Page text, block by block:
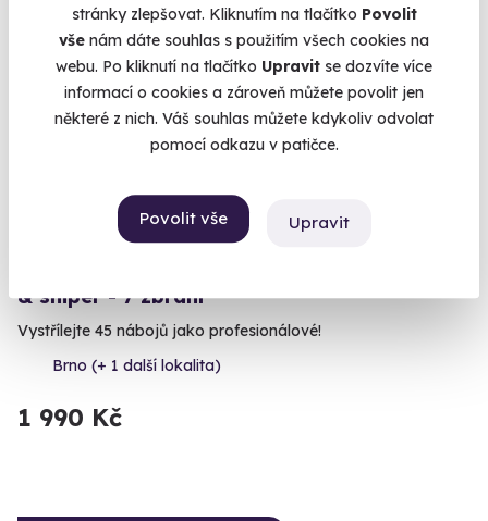
stránky zlepšovat. Kliknutím na tlačítko Povolit
vše nám dáte souhlas s použitím všech cookies na
webu. Po kliknutí na tlačítko Upravit se dozvíte více
informací o cookies a zároveň můžete povolit jen
některé z nich. Váš souhlas můžete kdykoliv odvolat
pomocí odkazu v patičce.
Povolit vše Upravit
& sniper - 7 zbraní
Vystřílejte 45 nábojů jako profesionálové!
Brno (+ 1 další lokalita)
1 990 Kč